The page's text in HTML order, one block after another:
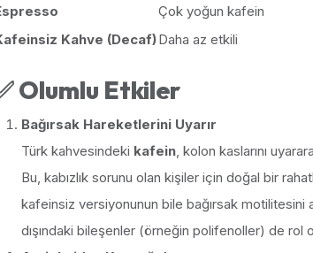
Çok yoğun kafein
Kahve (Decaf)Daha az etkili
Olumlu Etkiler
Bağırsak Hareketlerini Uyarır
Türk kahvesindeki kafein, kolon kaslarını
Bu, kabızlık sorunu olan kişiler için doğal bir
kafeinsiz versiyonunun bile bağırsak motilitesini
dışındaki bileşenler (örneğin polifenoller) de rol